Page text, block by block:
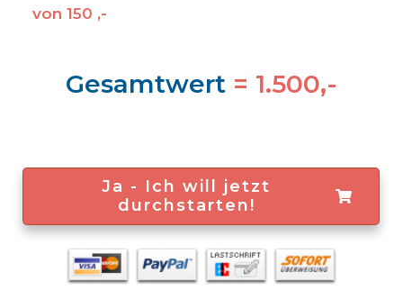
von 150 ,-
Gesamtwert = 1.500,-
Ja - Ich will jetzt
durchstarten!